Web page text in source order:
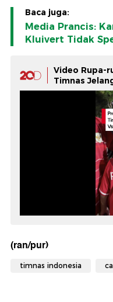
Baca juga:
Media Prancis:
Kluivert Tidak
Video Rupa-
Timnas
(ran/pur)
timnas indonesia